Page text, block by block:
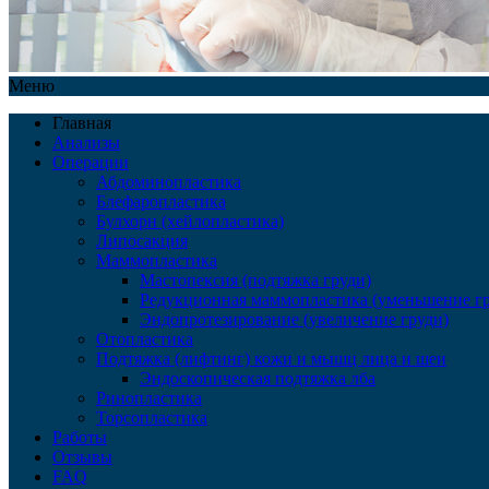
Меню
Главная
Анализы
Операции
Абдоминопластика
Блефаропластика
Булхорн (хейлопластика)
Липосакция
Маммопластика
Мастопексия (подтяжка груди)
Редукционная маммопластика (уменьшение
Эндопротезирование (увеличение груди)
Отопластика
Подтяжка (лифтинг) кожи и мышц лица и шеи
Эндоскопическая подтяжка лба
Ринопластика
Торсопластика
Работы
Отзывы
FAQ